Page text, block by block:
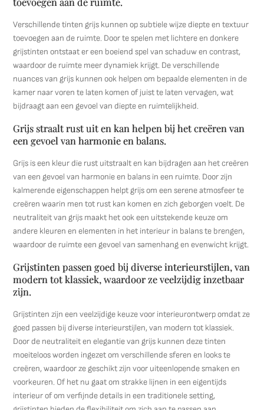
Verschillende tinten grijs kunnen op subtiele wijze diepte en textuur
toevoegen aan de ruimte. Door te spelen met lichtere en donkere
grijstinten ontstaat er een boeiend spel van schaduw en contrast,
waardoor de ruimte meer dynamiek krijgt. De verschillende
nuances van grijs kunnen ook helpen om bepaalde elementen in de
kamer naar voren te laten komen of juist te laten vervagen, wat
bijdraagt aan een gevoel van diepte en ruimtelijkheid.
Grijs straalt rust uit en kan helpen bij het creëren van
een gevoel van harmonie en balans.
Grijs is een kleur die rust uitstraalt en kan bijdragen aan het creëren
van een gevoel van harmonie en balans in een ruimte. Door zijn
kalmerende eigenschappen helpt grijs om een serene atmosfeer te
creëren waarin men tot rust kan komen en zich geborgen voelt. De
neutraliteit van grijs maakt het ook een uitstekende keuze om
andere kleuren en elementen in het interieur in balans te brengen,
waardoor de ruimte een gevoel van samenhang en evenwicht krijgt.
Grijstinten passen goed bij diverse interieurstijlen, van
modern tot klassiek, waardoor ze veelzijdig inzetbaar
zijn.
Grijstinten zijn een veelzijdige keuze voor interieurontwerp omdat ze
goed passen bij diverse interieurstijlen, van modern tot klassiek.
Door de neutraliteit en elegantie van grijs kunnen deze tinten
moeiteloos worden ingezet om verschillende sferen en looks te
creëren, waardoor ze geschikt zijn voor uiteenlopende smaken en
voorkeuren. Of het nu gaat om strakke lijnen in een eigentijds
interieur of om verfijnde details in een traditionele setting,